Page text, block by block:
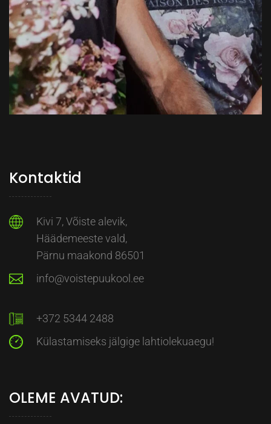
Kontaktid
Kivi 7, Võiste alevik,
Häädemeeste vald,
Pärnu maakond 86501
info@voistepuukool.ee
+372 5344 2488
Külastamiseks jälgige lahtiolekuaegu!
OLEME AVATUD: